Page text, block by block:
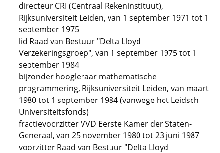
directeur CRI (Centraal Rekeninstituut),
Rijksuniversiteit Leiden, van 1 september 1971 tot 1
september 1975
lid Raad van Bestuur "Delta Lloyd
Verzekeringsgroep", van 1 september 1975 tot 1
september 1984
bijzonder hoogleraar mathematische
programmering, Rijksuniversiteit Leiden, van maart
1980 tot 1 september 1984 (vanwege het Leidsch
Universiteitsfonds)
fractievoorzitter VVD Eerste Kamer der Staten-
Generaal, van 25 november 1980 tot 23 juni 1987
voorzitter Raad van Bestuur "Delta Lloyd